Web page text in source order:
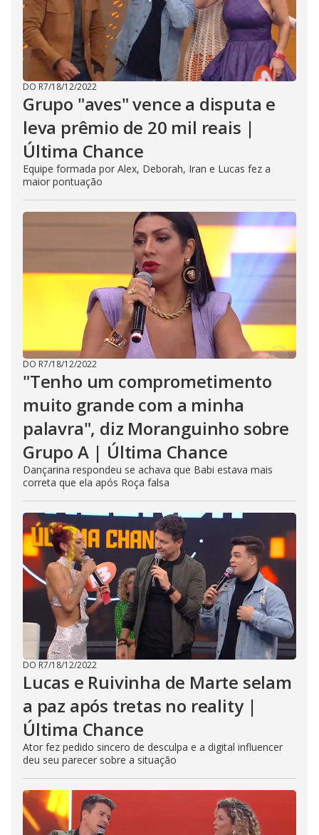
DO R7/18/12/2022
Grupo "aves" vence a disputa e
leva prêmio de 20 mil reais |
Última Chance
Equipe formada por Alex, Deborah, Iran e Lucas fez a
maior pontuação
DO R7/18/12/2022
"Tenho um comprometimento
muito grande com a minha
palavra", diz Moranguinho sobre
Grupo A | Última Chance
Dançarina respondeu se achava que Babi estava mais
correta que ela após Roça falsa
DO R7/18/12/2022
Lucas e Ruivinha de Marte selam
a paz após tretas no reality |
Última Chance
Ator fez pedido sincero de desculpa e a digital influencer
deu seu parecer sobre a situação